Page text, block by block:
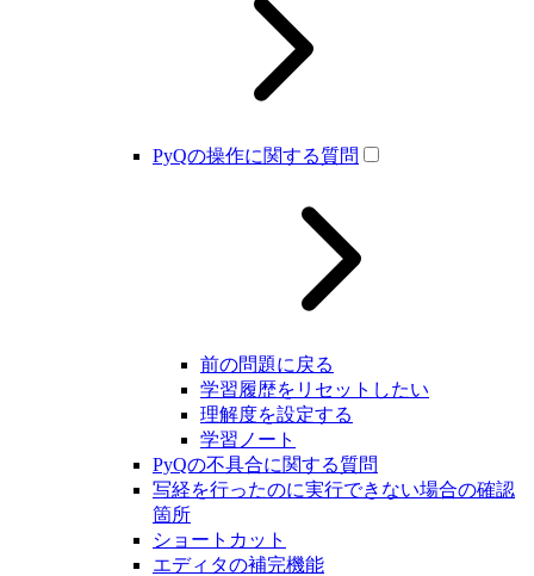
PyQの操作に関する質問
前の問題に戻る
学習履歴をリセットしたい
理解度を設定する
学習ノート
PyQの不具合に関する質問
写経を行ったのに実行できない場合の確認
箇所
ショートカット
エディタの補完機能